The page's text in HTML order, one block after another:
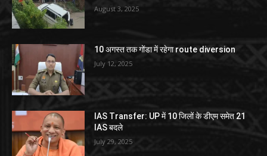
August 3, 2025
10 अगस्त तक गोंडा में रहेगा route diversion
July 12, 2025
IAS Transfer: UP में 10 जिलों के डीएम समेत 21
IAS बदले
July 29, 2025